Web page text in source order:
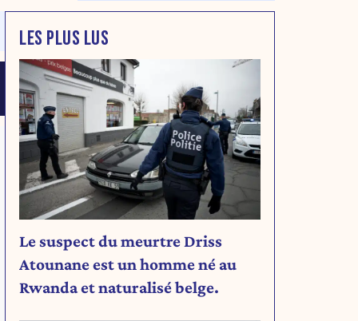
LES PLUS LUS
Le suspect du meurtre Driss
Atounane est un homme né au
Rwanda et naturalisé belge.